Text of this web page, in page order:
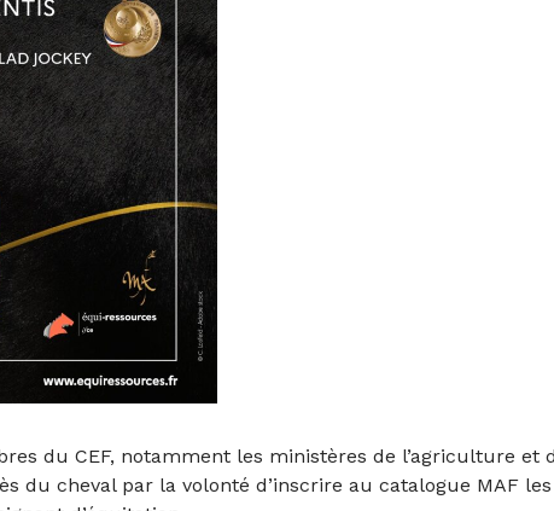
du CEF, notamment les ministères de l’agriculture et
du cheval par la volonté d’inscrire au catalogue MAF les